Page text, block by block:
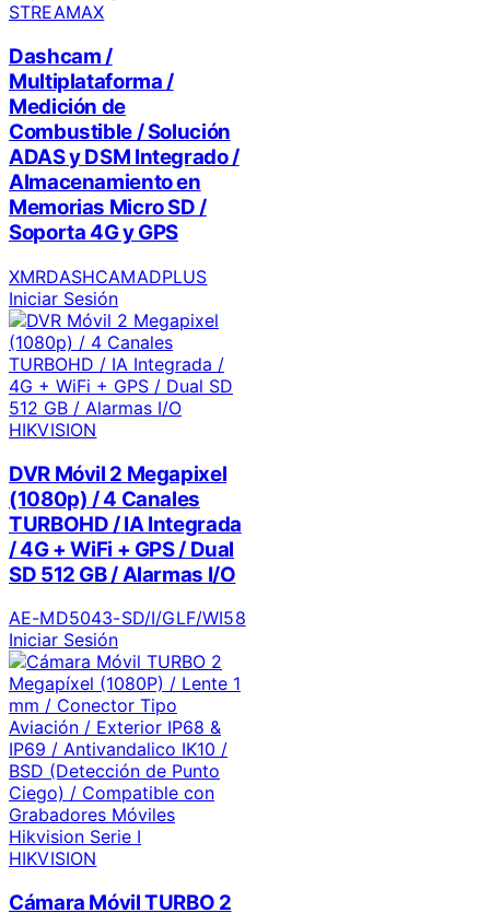
STREAMAX
Dashcam /
Multiplataforma /
Medición de
Combustible / Solución
ADAS y DSM Integrado /
Almacenamiento en
Memorias Micro SD /
Soporta 4G y GPS
XMRDASHCAMADPLUS
Iniciar Sesión
HIKVISION
DVR Móvil 2 Megapixel
(1080p) / 4 Canales
TURBOHD / IA Integrada
/ 4G + WiFi + GPS / Dual
SD 512 GB / Alarmas I/O
AE-MD5043-SD/I/GLF/WI58
Iniciar Sesión
HIKVISION
Cámara Móvil TURBO 2